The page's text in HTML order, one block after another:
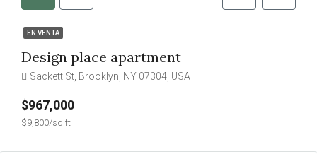
EN VENTA
Design place apartment
Sackett St, Brooklyn, NY 07304, USA
$967,000
$9,800/sq ft